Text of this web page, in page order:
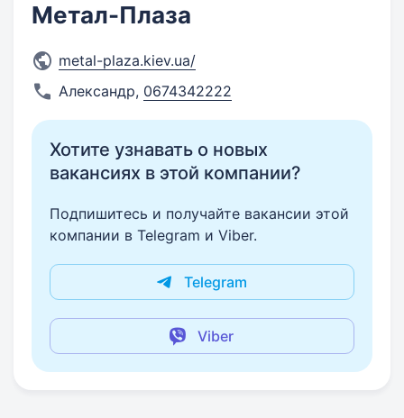
Метал-Плаза
metal-plaza.kiev.ua/
Александр, 0674342222
Хотите узнавать о новых
вакансиях в этой компании?
Подпишитесь и получайте вакансии этой
компании в Telegram и Viber.
Telegram
Viber